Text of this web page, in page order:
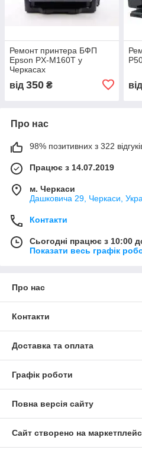
Ремонт принтера БФП
Epson PX-M160T у
Черкасах
від 350 ₴ від
Про нас
98% позитивних з 322
Працює з 14.07.2019
м. Черкаси
Дашковича 29, Черкаси,
Контакти
Сьогодні працює з 10:00
Показати весь графік
Про нас
Контакти
Доставка та оплата
Графік роботи
Повна версія сайту
Сайт створено на